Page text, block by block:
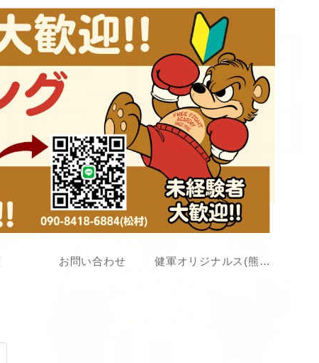
お問い合わせ 健軍オリジナルス(熊本アマチュア格闘技大会)